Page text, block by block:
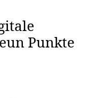
Punkte